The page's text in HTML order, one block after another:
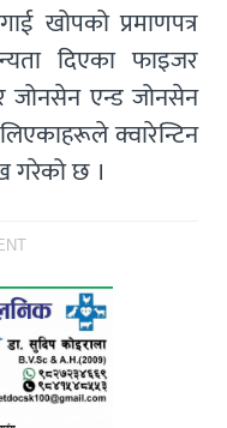
खोपको प्रमाणपत्र
दिएका फाइजर
र जोनसेन एन्ड जोनसेन
लिएकाहरूले क्वारेन्टिन
गरेको छ ।